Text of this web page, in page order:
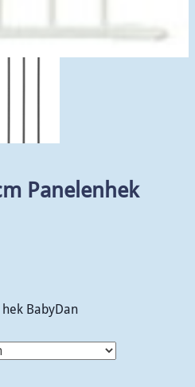
Panelenhek
BabyDan